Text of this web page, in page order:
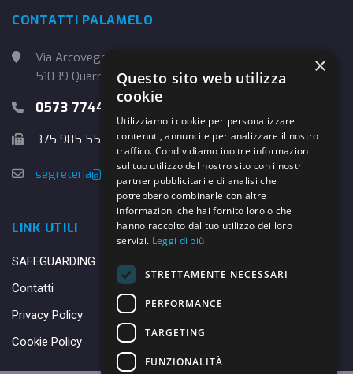
CONTATTI PALAMELO
Via Arcoveggio, 4
51039 Quarrata (PT)
0573 774457
375 985 5526
segreteria@danybasket.it
LINK UTILI
SAFEGUARDING
Contatti
Privacy Policy
Cookie Policy
×
Questo sito web utilizza
cookie
Utilizziamo i cookie per personalizzare
contenuti, annunci e per analizzare il nostro
traffico. Condividiamo inoltre informazioni
sul tuo utilizzo del nostro sito con i nostri
partner pubblicitari e di analisi che
potrebbero combinarle con altre
informazioni che hai fornito loro o che
hanno raccolto dal tuo utilizzo dei loro
servizi. Leggi di più
STRETTAMENTE NECESSARI
PERFORMANCE
TARGETING
FUNZIONALITÀ